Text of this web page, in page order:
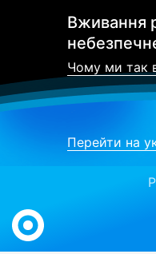
Вживання
Чому ми так
Перейти на
Work.ua